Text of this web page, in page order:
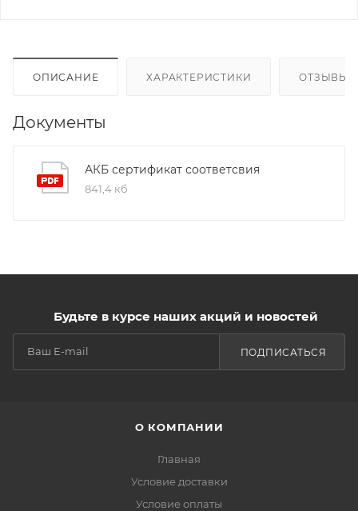
ОПИСАНИЕ ХАРАКТЕРИСТИКИ ОТЗЫВЫ
Документы
АКБ сертификат соответсвия
841,4 кб
Будьте в курсе наших акций и новостей
ПОДПИСАТЬСЯ
О КОМПАНИИ
Главная
Условие доставки
Условие оплаты